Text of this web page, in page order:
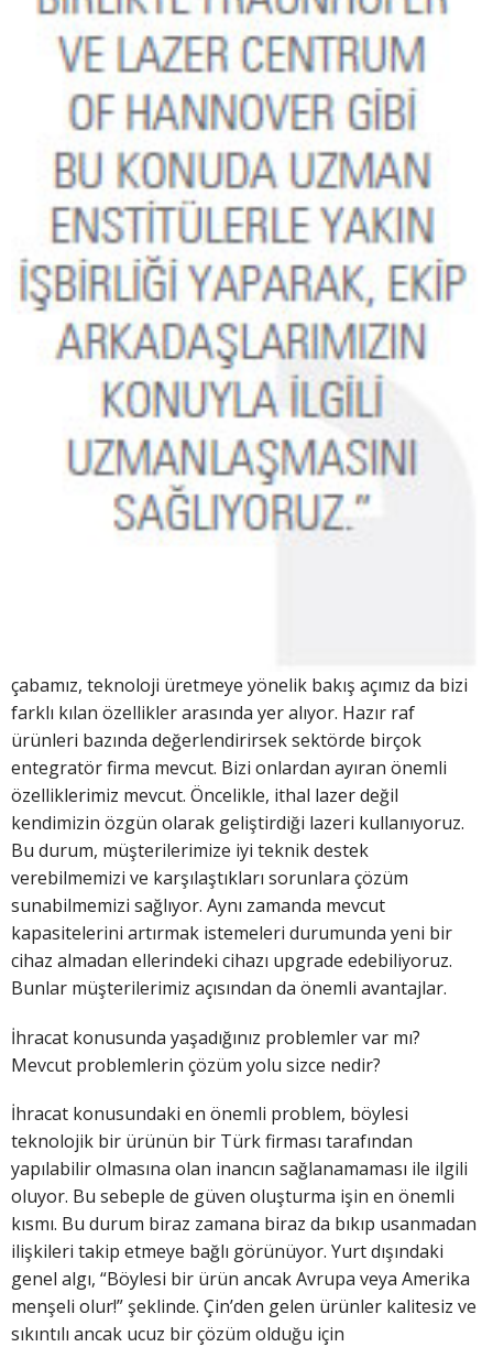
çabamız, teknoloji üretmeye yönelik bakış açımız da bizi
farklı kılan özellikler arasında yer alıyor. Hazır raf
ürünleri bazında değerlendirirsek sektörde birçok
entegratör firma mevcut. Bizi onlardan ayıran önemli
özelliklerimiz mevcut. Öncelikle, ithal lazer değil
kendimizin özgün olarak geliştirdiği lazeri kullanıyoruz.
Bu durum, müşterilerimize iyi teknik destek
verebilmemizi ve karşılaştıkları sorunlara çözüm
sunabilmemizi sağlıyor. Aynı zamanda mevcut
kapasitelerini artırmak istemeleri durumunda yeni bir
cihaz almadan ellerindeki cihazı upgrade edebiliyoruz.
Bunlar müşterilerimiz açısından da önemli avantajlar.
İhracat konusunda yaşadığınız problemler var mı?
Mevcut problemlerin çözüm yolu sizce nedir?
İhracat konusundaki en önemli problem, böylesi
teknolojik bir ürünün bir Türk firması tarafından
yapılabilir olmasına olan inancın sağlanamaması ile ilgili
oluyor. Bu sebeple de güven oluşturma işin en önemli
kısmı. Bu durum biraz zamana biraz da bıkıp usanmadan
ilişkileri takip etmeye bağlı görünüyor. Yurt dışındaki
genel algı, “Böylesi bir ürün ancak Avrupa veya Amerika
menşeli olur!” şeklinde. Çin’den gelen ürünler kalitesiz ve
sıkıntılı ancak ucuz bir çözüm olduğu için